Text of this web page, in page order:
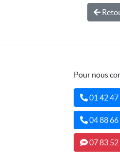
Pour nous
01 42 47
04 88 66
07 83 52